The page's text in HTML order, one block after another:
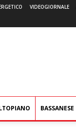
VIDEOGIORNALE
BASSANESE